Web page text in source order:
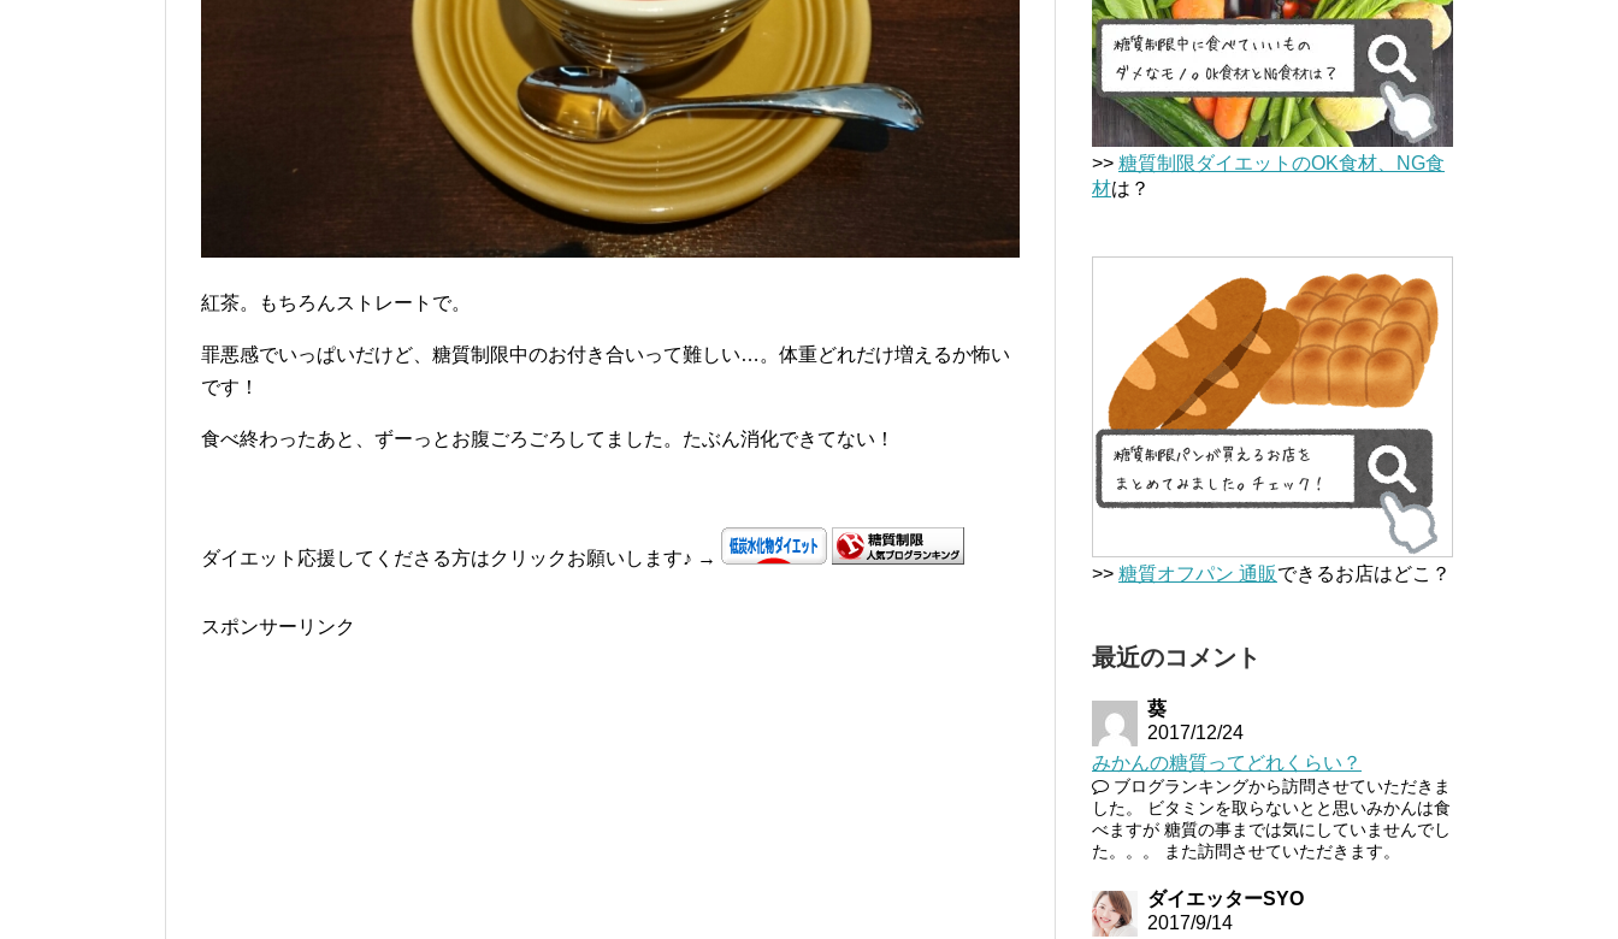
紅茶。もちろんストレートで。
罪悪感でいっぱいだけど、糖質制限中のお付き合いって難しい…。体重どれだけ増えるか怖い
です！
食べ終わったあと、ずーっとお腹ごろごろしてました。たぶん消化できてない！
ダイエット応援してくださる方はクリックお願いします♪ →
スポンサーリンク
>> 糖質制限ダイエットのOK食材、NG食
材は？
>> 糖質オフパン 通販できるお店はどこ？
最近のコメント
葵
2017/12/24
みかんの糖質ってどれくらい？
ブログランキングから訪問させていただきま
した。 ビタミンを取らないとと思いみかんは食
べますが 糖質の事までは気にしていませんでし
た。。。 また訪問させていただきます。
ダイエッターSYO
2017/9/14